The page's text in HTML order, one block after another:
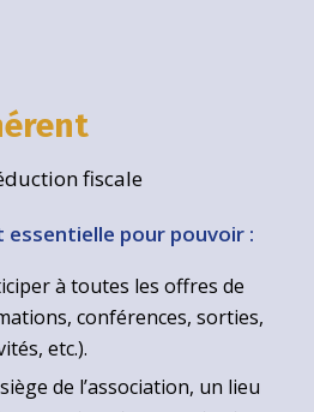
fiscale
pour pouvoir :
à toutes les offres de
conférences, sorties,
etc.).
de l’association, un lieu